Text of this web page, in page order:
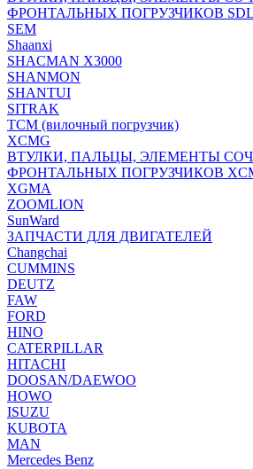
ФРОНТАЛЬНЫХ ПОГРУЗЧИКОВ
SEM
Shaanxi
SHACMAN X3000
SHANMON
SHANTUI
SITRAK
TCM (вилочный погрузчик)
XCMG
ВТУЛКИ, ПАЛЬЦЫ, ЭЛЕМЕНТЫ
ФРОНТАЛЬНЫХ ПОГРУЗЧИКОВ
XGMA
ZOOMLION
SunWard
ЗАПЧАСТИ ДЛЯ ДВИГАТЕЛЕЙ
Changchai
CUMMINS
DEUTZ
FAW
FORD
HINO
CATERPILLAR
HITACHI
DOOSAN/DAEWOO
HOWO
ISUZU
KUBOTA
MAN
Mercedes Benz